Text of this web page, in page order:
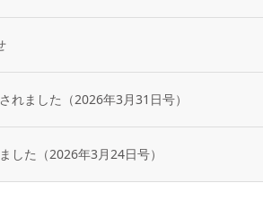
れました（2026年3月31日号）
した（2026年3月24日号）